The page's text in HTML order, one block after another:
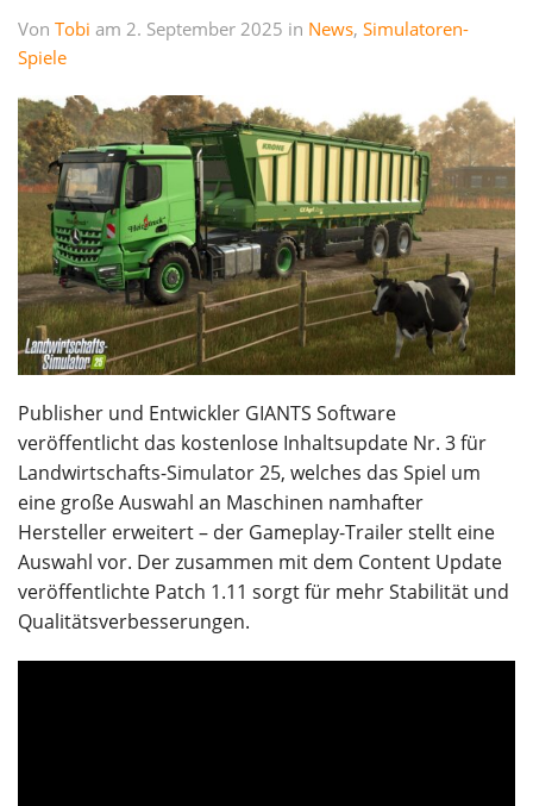
Von Tobi am 2. September 2025 in News, Simulatoren-
Spiele
Publisher und Entwickler GIANTS Software
veröffentlicht das kostenlose Inhaltsupdate Nr. 3 für
Landwirtschafts-Simulator 25, welches das Spiel um
eine große Auswahl an Maschinen namhafter
Hersteller erweitert – der Gameplay-Trailer stellt eine
Auswahl vor. Der zusammen mit dem Content Update
veröffentlichte Patch 1.11 sorgt für mehr Stabilität und
Qualitätsverbesserungen.